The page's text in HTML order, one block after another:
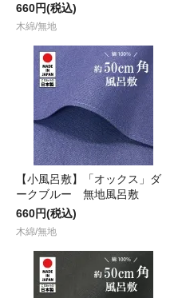
660円(税込)
木綿/無地
【小風呂敷】「オックス」ダ
ークブルー 無地風呂敷
660円(税込)
木綿/無地